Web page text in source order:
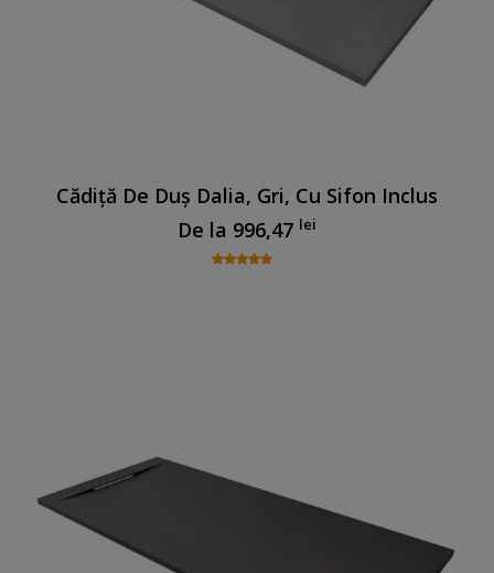
Cădiță De Duș Dalia, Gri, Cu Sifon Inclus
De la 996,47 lei